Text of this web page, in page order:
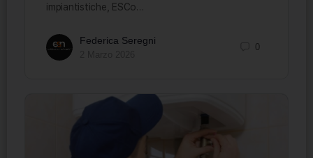
impiantistiche, ESCo…
Federica Seregni
0